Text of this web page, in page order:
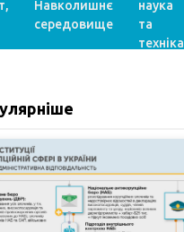
Навколишнє
середовище
наука
та
техніка